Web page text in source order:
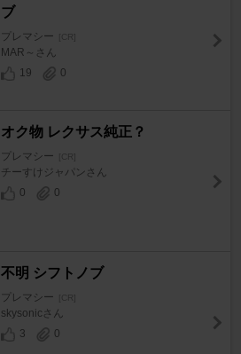
ブ
プレマシー [CR]
MAR～さん
19
0
オク物 レクサス純正？
プレマシー [CR]
チーすけジャパンさん
0
0
不明 シフトノブ
プレマシー [CR]
skysonicさん
3
0